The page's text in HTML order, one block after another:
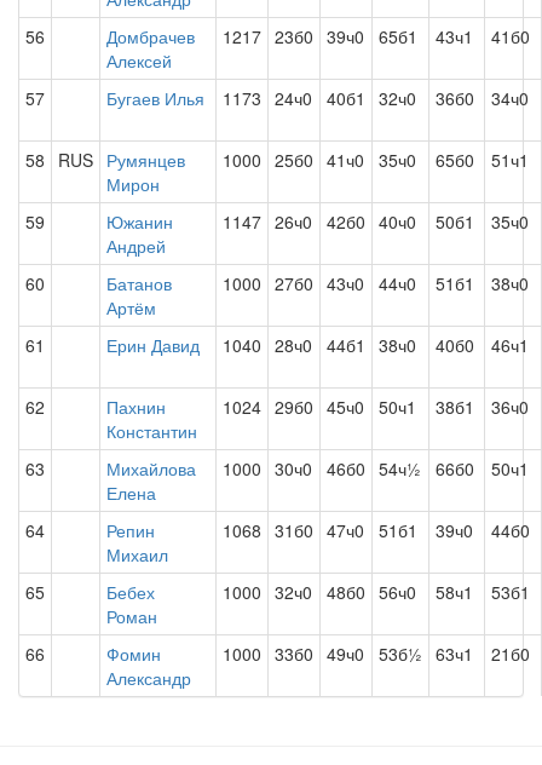
56
Домбрачев
Алексей
1217 23б0 39ч0 65б1 43ч1 41б0
57 Бугаев Илья 1173 24ч0 40б1 32ч0 36б0 34ч0
58 RUS Румянцев
Мирон
1000 25б0 41ч0 35ч0 65б0 51ч1
59
Южанин
Андрей
1147 26ч0 42б0 40ч0 50б1 35ч0
60
Батанов
Артём
1000 27б0 43ч0 44ч0 51б1 38ч0
61 Ерин Давид 1040 28ч0 44б1 38ч0 40б0 46ч1
62
Пахнин
Константин
1024 29б0 45ч0 50ч1 38б1 36ч0
63
Михайлова
Елена
1000 30ч0 46б0 54ч½ 66б0 50ч1
64
Репин
Михаил
1068 31б0 47ч0 51б1 39ч0 44б0
65
Бебех
Роман
1000 32ч0 48б0 56ч0 58ч1 53б1
66
Фомин
Александр
1000 33б0 49ч0 53б½ 63ч1 21б0